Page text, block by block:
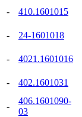
-
410.1601015
-
24-1601018
-
4021.1601016
-
402.1601031
-
406.1601090-
03